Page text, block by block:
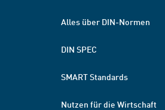
Alles über DIN-Normen
DIN SPEC
SMART Standards
Nutzen für die Wirtschaft